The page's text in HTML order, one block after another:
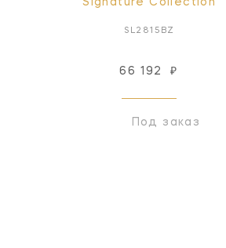
SL2815BZ
66 192 ₽
Под заказ